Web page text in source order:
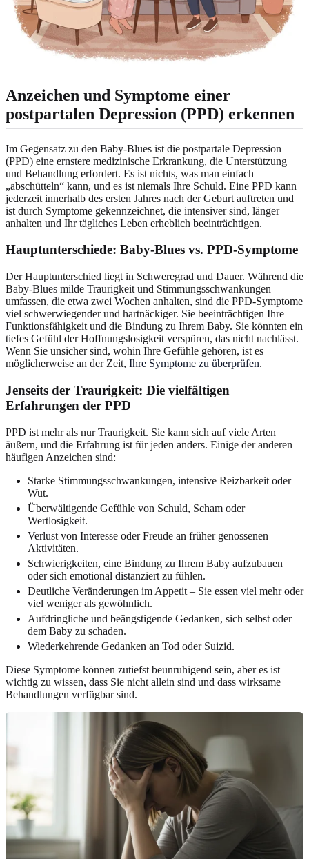
Anzeichen und Symptome einer
postpartalen Depression (PPD) erkennen
Im Gegensatz zu den Baby-Blues ist die postpartale Depression
(PPD) eine ernstere medizinische Erkrankung, die Unterstützung
und Behandlung erfordert. Es ist nichts, was man einfach
„abschütteln“ kann, und es ist niemals Ihre Schuld. Eine PPD kann
jederzeit innerhalb des ersten Jahres nach der Geburt auftreten und
ist durch Symptome gekennzeichnet, die intensiver sind, länger
anhalten und Ihr tägliches Leben erheblich beeinträchtigen.
Hauptunterschiede: Baby-Blues vs. PPD-Symptome
Der Hauptunterschied liegt in Schweregrad und Dauer. Während die
Baby-Blues milde Traurigkeit und Stimmungsschwankungen
umfassen, die etwa zwei Wochen anhalten, sind die PPD-Symptome
viel schwerwiegender und hartnäckiger. Sie beeinträchtigen Ihre
Funktionsfähigkeit und die Bindung zu Ihrem Baby. Sie könnten ein
tiefes Gefühl der Hoffnungslosigkeit verspüren, das nicht nachlässt.
Wenn Sie unsicher sind, wohin Ihre Gefühle gehören, ist es
möglicherweise an der Zeit, Ihre Symptome zu überprüfen.
Jenseits der Traurigkeit: Die vielfältigen
Erfahrungen der PPD
PPD ist mehr als nur Traurigkeit. Sie kann sich auf viele Arten
äußern, und die Erfahrung ist für jeden anders. Einige der anderen
häufigen Anzeichen sind:
Starke Stimmungsschwankungen, intensive Reizbarkeit oder
Wut.
Überwältigende Gefühle von Schuld, Scham oder
Wertlosigkeit.
Verlust von Interesse oder Freude an früher genossenen
Aktivitäten.
Schwierigkeiten, eine Bindung zu Ihrem Baby aufzubauen
oder sich emotional distanziert zu fühlen.
Deutliche Veränderungen im Appetit – Sie essen viel mehr oder
viel weniger als gewöhnlich.
Aufdringliche und beängstigende Gedanken, sich selbst oder
dem Baby zu schaden.
Wiederkehrende Gedanken an Tod oder Suizid.
Diese Symptome können zutiefst beunruhigend sein, aber es ist
wichtig zu wissen, dass Sie nicht allein sind und dass wirksame
Behandlungen verfügbar sind.